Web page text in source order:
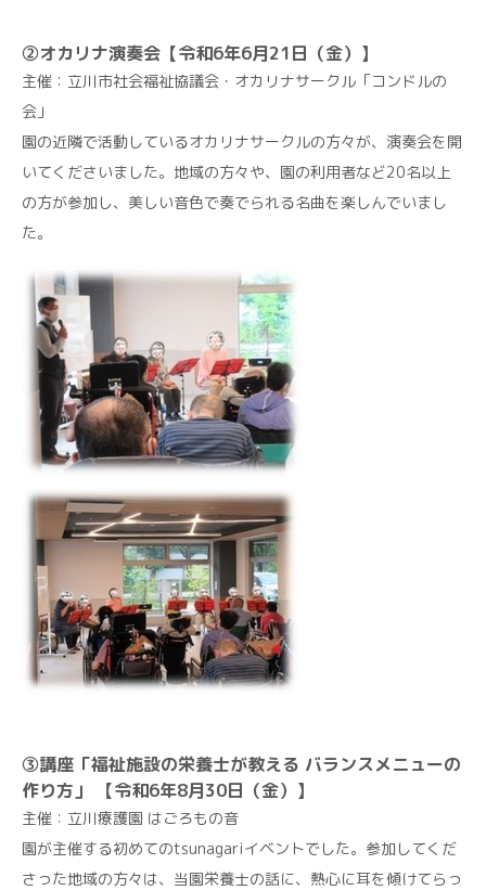
②オカリナ演奏会【令和6年6月21日（金）】
主催：立川市社会福祉協議会・オカリナサークル「コンドルの
会」
園の近隣で活動しているオカリナサークルの方々が、演奏会を開
いてくださいました。地域の方々や、園の利用者など20名以上
の方が参加し、美しい音色で奏でられる名曲を楽しんでいまし
た。
③講座「福祉施設の栄養士が教える バランスメニューの
作り方」 【令和6年8月30日（金）】
主催：立川療護園 はごろもの音
園が主催する初めてのtsunagariイベントでした。参加してくだ
さった地域の方々は、当園栄養士の話に、熱心に耳を傾けてらっ